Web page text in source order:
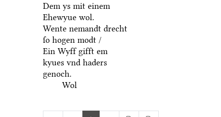
Dem ys mit einem
Ehewyue wol.
Wente nemandt drecht
ſo hogen modt /
Ein Wyff gifft em
kyues vnd haders
genoch.
Wol